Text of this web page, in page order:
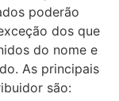
poderão
dos que
do nome e
As principais
são: